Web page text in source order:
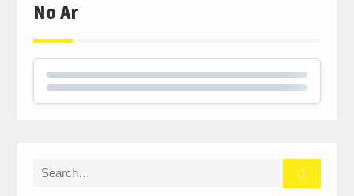
No Ar
Search